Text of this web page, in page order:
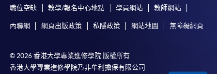
職位空缺 教學/報名中心地點 學員網站 教師網站
內聯網 網頁出版政策 私隱政策 網站地圖 無障礙網頁
© 2026 香港大學專業進修學院 版權所有
香港大學專業進修學院乃非牟利擔保有限公司